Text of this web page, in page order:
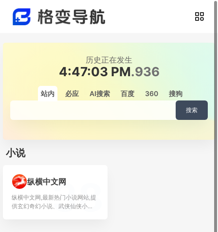
历史正在发生
4:47:04 PM.056
站内 必应 AI搜索 百度 360 搜狗
搜索
小说
纵横中文网
纵横中文网,最新热门小说网站,提
供玄幻奇幻小说、武侠仙侠小
38